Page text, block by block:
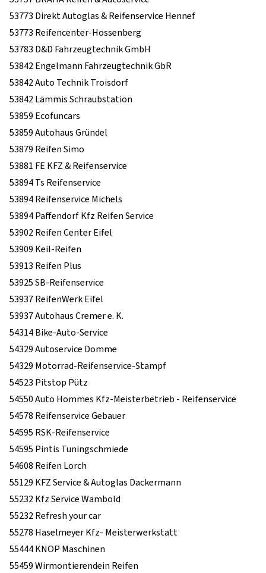
53773 Direkt Autoglas & Reifenservice Hennef
53773 Reifencenter-Hossenberg
53783 D&D Fahrzeugtechnik GmbH
53842 Engelmann Fahrzeugtechnik GbR
53842 Auto Technik Troisdorf
53842 Lämmis Schraubstation
53859 Ecofuncars
53859 Autohaus Gründel
53879 Reifen Simo
53881 FE KFZ & Reifenservice
53894 Ts Reifenservice
53894 Reifenservice Michels
53894 Paffendorf Kfz Reifen Service
53902 Reifen Center Eifel
53909 Keil-Reifen
53913 Reifen Plus
53925 SB-Reifenservice
53937 ReifenWerk Eifel
53937 Autohaus Cremer e. K.
54314 Bike-Auto-Service
54329 Autoservice Domme
54329 Motorrad-Reifenservice-Stampf
54523 Pitstop Pütz
54550 Auto Hommes Kfz-Meisterbetrieb - Reifenservice
54578 Reifenservice Gebauer
54595 RSK-Reifenservice
54595 Pintis Tuningschmiede
54608 Reifen Lorch
55129 KFZ Service & Autoglas Dackermann
55232 Kfz Service Wambold
55232 Refresh your car
55278 Haselmeyer Kfz- Meisterwerkstatt
55444 KNOP Maschinen
55459 Wirmontierendein Reifen